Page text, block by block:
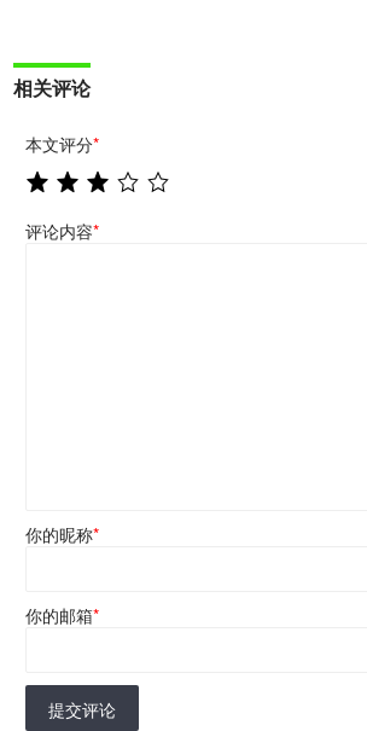
相关评论
本文评分*
评论内容*
你的昵称*
你的邮箱*
提交评论